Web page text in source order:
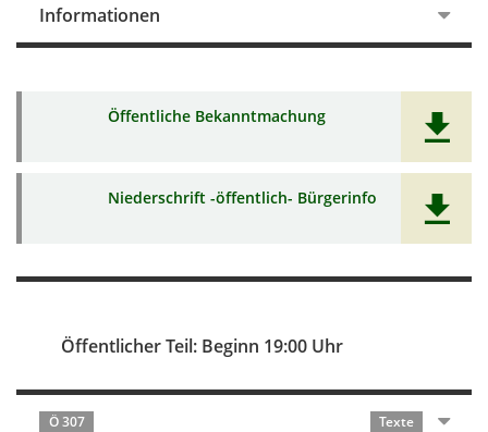
Informationen
Öffentliche Bekanntmachung
Niederschrift -öffentlich- Bürgerinfo
Öffentlicher Teil: Beginn 19:00 Uhr
Ö 307 Texte